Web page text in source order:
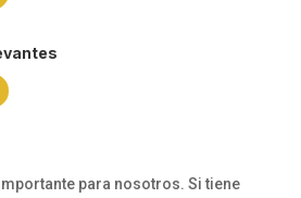
para nosotros. Si tiene